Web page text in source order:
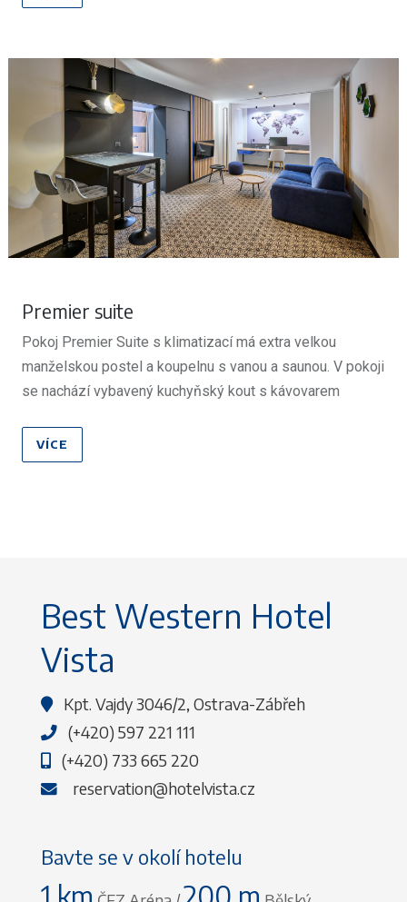
přípravu kávy a čaje. V den příjezdu je pro hosty na pokoji
Premier suite
Pokoj Premier Suite s klimatizací má extra velkou
manželskou postel a koupelnu s vanou a saunou. V pokoji
se nachází vybavený kuchyňský kout s kávovarem
příjezdu minerální voda a během celého pobytu mají k
dispozici wifi ve všech prostorách hotelu a neomezený
VÍCE
Best Western Hotel
Vista
Kpt. Vajdy 3046/2, Ostrava-Zábřeh
(+420) 597 221 111
(+420) 733 665 220
reservation@hotelvista.cz
Bavte se v okolí hotelu